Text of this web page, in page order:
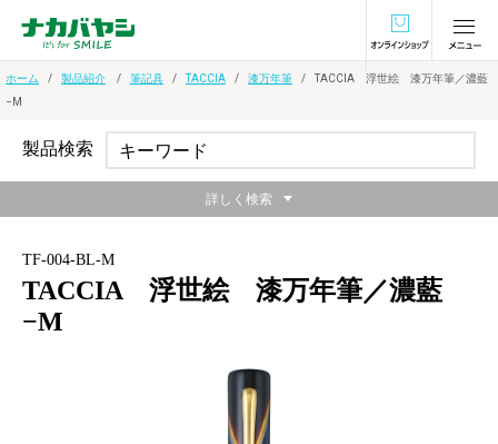
オンラインショ
ホーム 製品紹介 筆記具 TACCIA 漆万年筆
TACCIA 浮世絵 漆万年筆／濃藍
−M
TF-004-BL-M
TACCIA 浮世絵 漆万年筆／濃藍
−M
製品検索
詳しく検索